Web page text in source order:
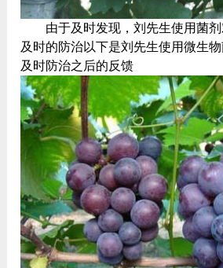
由于及时发现，刘先生使用菌
及时的防治以下是刘先生使用微生
及时防治之后的反馈